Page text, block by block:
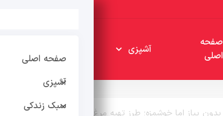
صفحه
اصلی
آشپزی
صفحه اصلی
آشپزی
سبک زندکی
بدون پیاز اما خوشمزه؛ طرز تهیه مرغ های مختلف